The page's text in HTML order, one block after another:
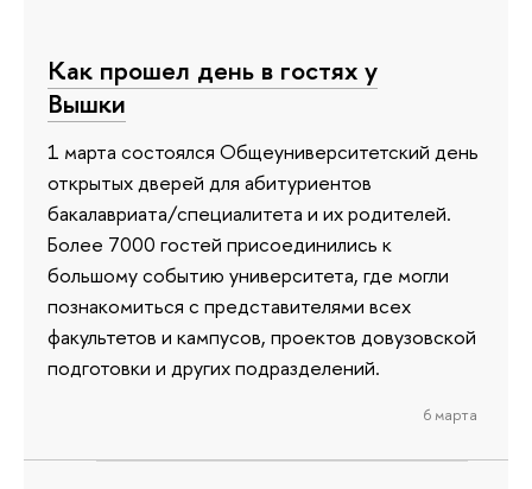
Как прошел день в гостях у
Вышки
1 марта состоялся Общеуниверситетский день
открытых дверей для абитуриентов
бакалавриата/специалитета и их родителей.
Более 7000 гостей присоединились к
большому событию университета, где могли
познакомиться с представителями всех
факультетов и кампусов, проектов довузовской
подготовки и других подразделений.
6 марта